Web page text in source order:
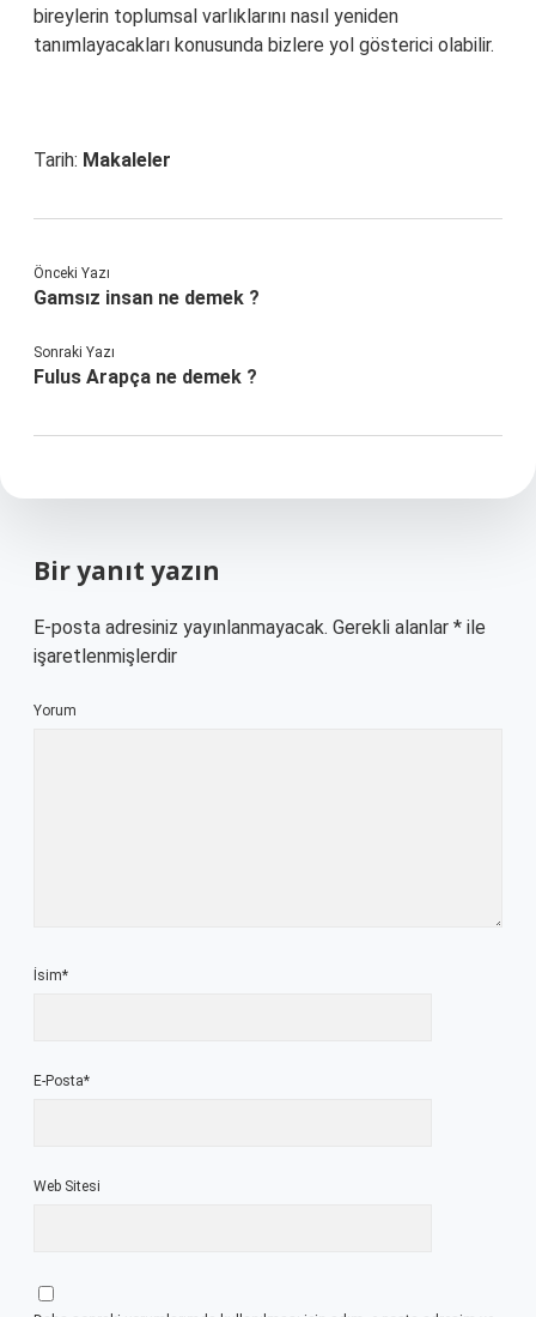
bireylerin toplumsal varlıklarını nasıl yeniden
tanımlayacakları konusunda bizlere yol gösterici olabilir.
Tarih: Makaleler
Önceki Yazı
Gamsız insan ne demek ?
Sonraki Yazı
Fulus Arapça ne demek ?
Bir yanıt yazın
E-posta adresiniz yayınlanmayacak. Gerekli alanlar * ile
işaretlenmişlerdir
Yorum
İsim*
E-Posta*
Web Sitesi